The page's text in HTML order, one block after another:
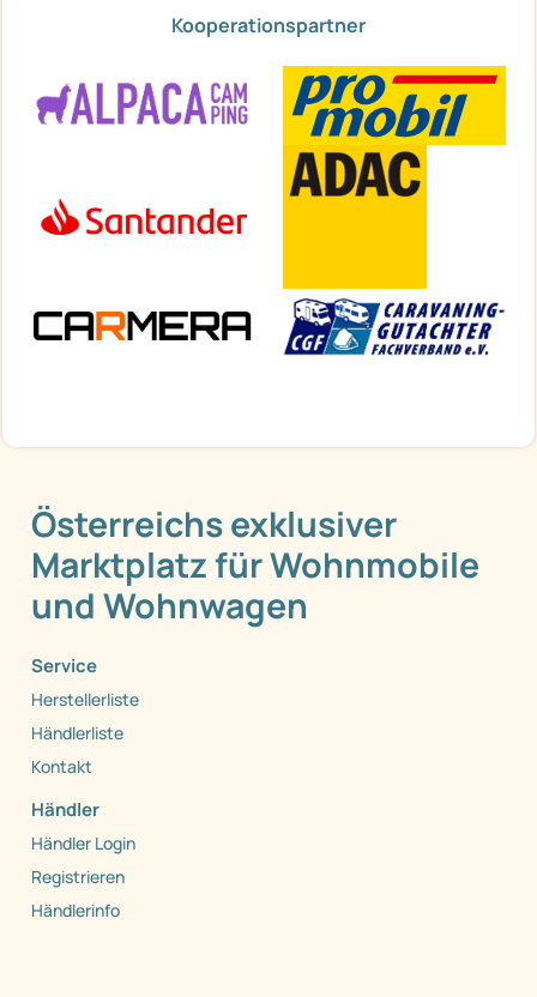
Kooperationspartner
Österreichs exklusiver
Marktplatz für Wohnmobile
und Wohnwagen
Service
Herstellerliste
Händlerliste
Kontakt
Händler
Händler Login
Registrieren
Händlerinfo